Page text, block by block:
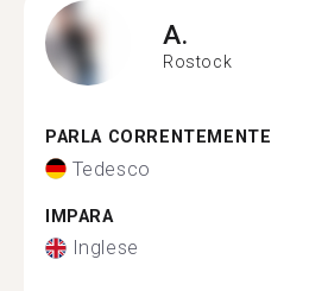
A.
Rostock
PARLA CORRENTEMENTE
Tedesco
IMPARA
Inglese